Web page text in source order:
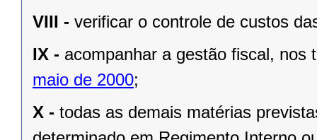
VIII - verificar o controle de custos
IX - acompanhar a gestão fiscal, nos
maio de 2000;
X - todas as demais matérias